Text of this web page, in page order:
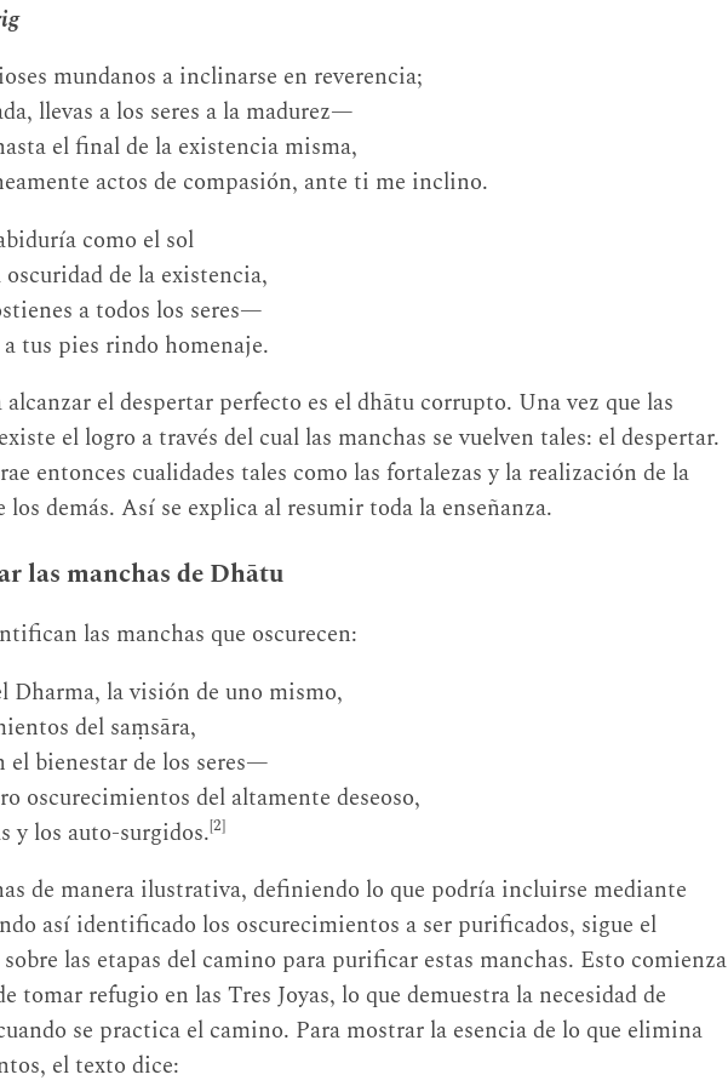
mundanos a inclinarse en reverencia;
llevas a los seres a la madurez—
el final de la existencia misma,
actos de compasión, ante ti me inclino.
como el sol
de la existencia,
a todos los seres—
a tus pies rindo homenaje.
el despertar perfecto es el dhātu corrupto. Una vez que las
el logro a través del cual las manchas se vuelven tales: el despertar.
entonces cualidades tales como las fortalezas y la realización de la
demás. Así se explica al resumir toda la enseñanza.
las manchas de Dhātu
las manchas que oscurecen:
Dharma, la visión de uno mismo,
del saṃsāra,
el bienestar de los seres—
oscurecimientos del altamente deseoso,
y los auto-surgidos.[2]
de manera ilustrativa, definiendo lo que podría incluirse mediante
así identificado los oscurecimientos a ser purificados, sigue el
las etapas del camino para purificar estas manchas. Esto comienza
tomar refugio en las Tres Joyas, lo que demuestra la necesidad de
se practica el camino. Para mostrar la esencia de lo que elimina
el texto dice: